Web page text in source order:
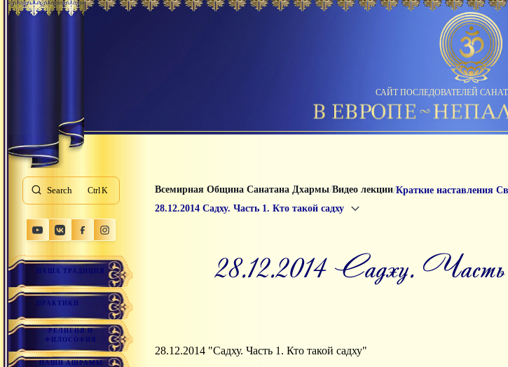
САЙТ ПОСЛЕДОВАТЕЛЕЙ
Search K
НАША ТРАДИЦИЯ
ПРАКТИКИ
РЕЛИГИЯ И
ФИЛОСОФИЯ
НАШИ АШРАМЫ
Всемирная Община Санатана Дхармы/Видео лекции/Краткие наставления
28.12.2014 Садху. Часть 1. Кто такой садху
28.12.2014 Садху.
28.12.2014 "Садху. Часть 1. Кто такой садху"